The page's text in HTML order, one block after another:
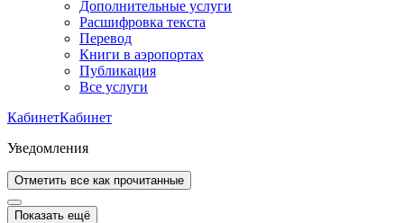
Дополнительные услуги
Расшифровка текста
Перевод
Книги в аэропортах
Публикация
Все услуги
КабинетКабинет
Уведомления
Отметить все как прочитанные
Показать ещё